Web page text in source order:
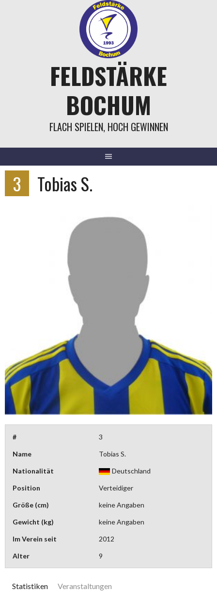
FELDSTÄRKE
BOCHUM
FLACH SPIELEN, HOCH GEWINNEN
3 Tobias S.
# 3
Name Tobias S.
Nationalität Deutschland
Position Verteidiger
Größe (cm) keine Angaben
Gewicht (kg) keine Angaben
Im Verein seit 2012
Alter 9
Statistiken Veranstaltungen